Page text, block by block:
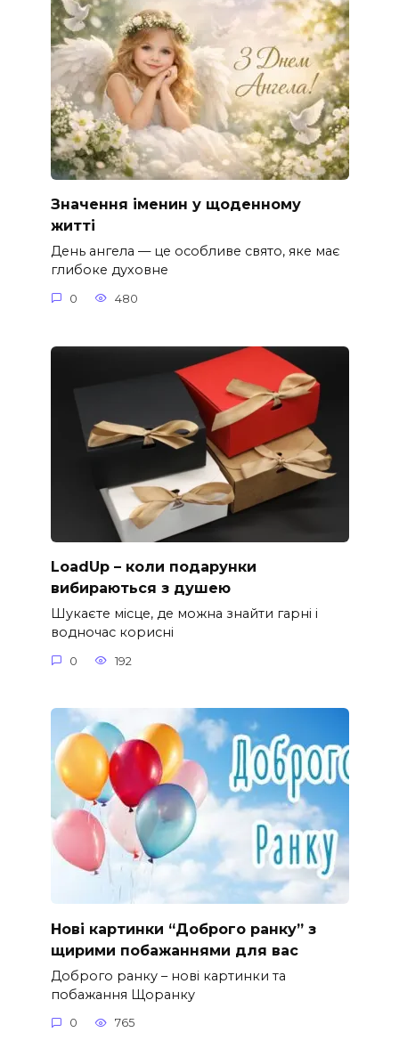
Значення іменин у щоденному
житті
День ангела — це особливе свято, яке має
глибоке духовне
0 480
LoadUp – коли подарунки
вибираються з душею
Шукаєте місце, де можна знайти гарні і
водночас корисні
0 192
Нові картинки “Доброго ранку” з
щирими побажаннями для вас
Доброго ранку – нові картинки та
побажання Щоранку
0 765